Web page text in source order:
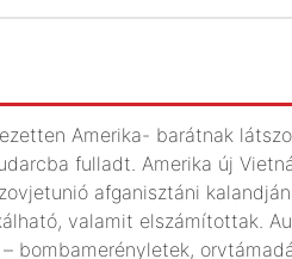
Amerika- barátnak
fulladt. Amerika új
afganisztáni
valamit elszámítottak.
bombamerényletek,